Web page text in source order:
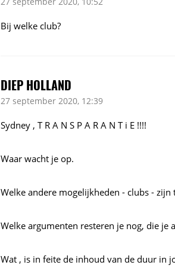
Bij welke club?
DIEP HOLLAND
27 september 2020, 12:39
Sydney , T R A N S P A R A N T i E !!!!
Waar wacht je op.
Welke andere mogelijkheden - clubs - zijn
Welke argumenten resteren je nog, die je
Wat , is in feite de inhoud van de duur in